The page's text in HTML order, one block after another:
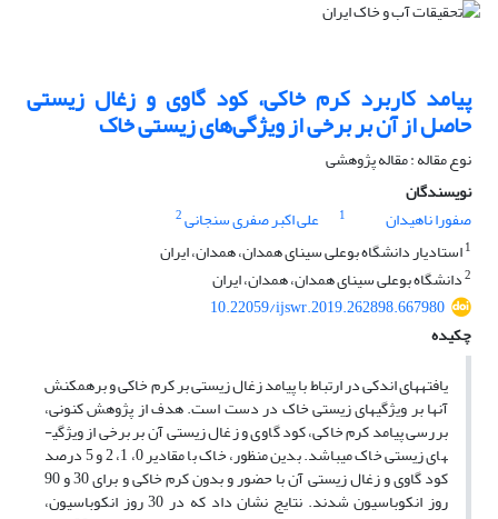
پیامد کاربرد کرم خاکی، کود گاوی و زغال زیستی
حاصل از آن بر برخی از ویژگی‌های زیستی خاک
نوع مقاله : مقاله پژوهشی
نویسندگان
صفورا ناهیدان
1 علی اکبر صفری سنجانی2
1استادیار دانشگاه بوعلی سینای همدان، همدان، ایران
2دانشگاه بوعلی سینای همدان، همدان، ایران
10.22059/ijswr.2019.262898.667980
چکیده
یافته­های اندکی در ارتباط با پیامد زغال زیستی بر کرم خاکی و برهم­کنش
آن­ها بر ویژگی­های زیستی خاک در دست است. هدف از پژوهش کنونی،
بررسی پیامد کرم خاکی، کود گاوی و زغال زیستی آن بر برخی از ویژگی­
های زیستی خاک می­باشد. بدین منظور، خاک با مقادیر 0، 1، 2 و 5 درصد
کود گاوی و زغال زیستی آن با حضور و بدون کرم خاکی و برای 30 و 90
روز انکوباسیون شدند. نتایج نشان داد که در 30 روز انکوباسیون،